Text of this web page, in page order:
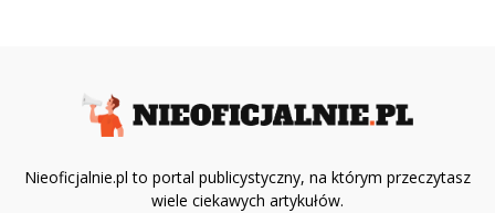
Nieoficjalnie.pl to portal publicystyczny, na którym przeczytasz
wiele ciekawych artykułów.